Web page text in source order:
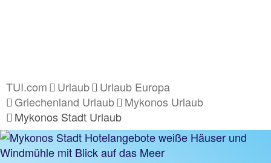
TUI.com Urlaub
Urlaub Europa
Griechenland Urlaub
Mykonos Urlaub
Mykonos Stadt Urlaub